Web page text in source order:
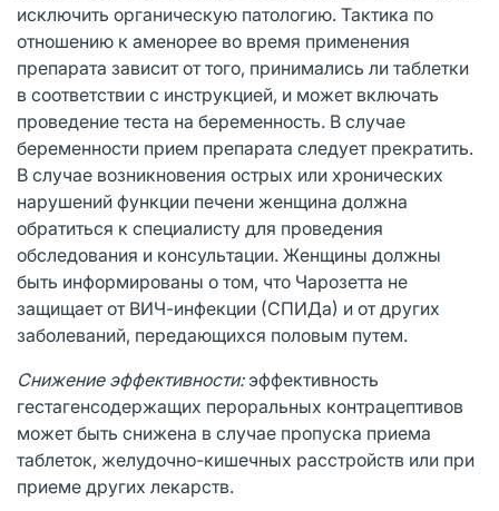
исключить органическую патологию. Тактика по
отношению к аменорее во время применения
препарата зависит от того, принимались ли таблетки
в соответствии с инструкцией, и может включать
проведение теста на беременность. В случае
беременности прием препарата следует прекратить.
В случае возникновения острых или хронических
нарушений функции печени женщина должна
обратиться к специалисту для проведения
обследования и консультации. Женщины должны
быть информированы о том, что Чарозетта не
защищает от ВИЧ-инфекции (СПИДа) и от других
заболеваний, передающихся половым путем.
Снижение эффективности:эффективность
гестагенсодержащих пероральных контрацептивов
может быть снижена в случае пропуска приема
таблеток, желудочно-кишечных расстройств или при
приеме других лекарств.